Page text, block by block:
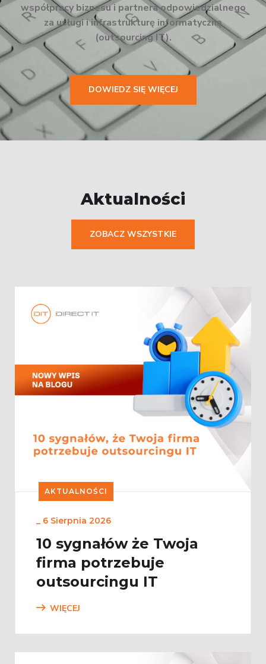
współpracy biznesu i partnera odpowiedzialnego
za usługi i infrastrukturę informatyczną
(outsourcing IT).
DOWIEDZ SIĘ WIĘCEJ
Aktualności
ZOBACZ WSZYSTKIE
AKTUALNOŚCI
_ 6 Sierpnia 2026
10 sygnałów że Twoja
firma potrzebuje
outsourcingu IT
WIĘCEJ